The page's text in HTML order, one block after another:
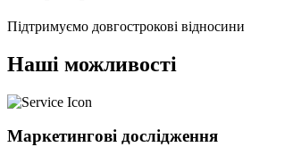
Підтримуємо довгострокові відносини
Наші можливості
Маркетингові дослідження